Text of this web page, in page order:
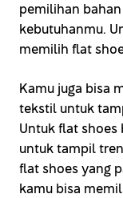
pemilihan
kebutuhanmu.
memilih flat
Kamu juga bisa
tekstil untuk
Untuk flat shoes
untuk tampil
flat shoes yang
kamu bisa